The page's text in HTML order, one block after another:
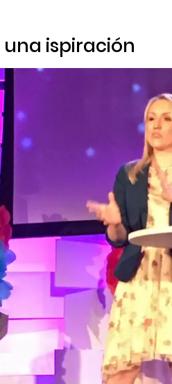
una ispiración